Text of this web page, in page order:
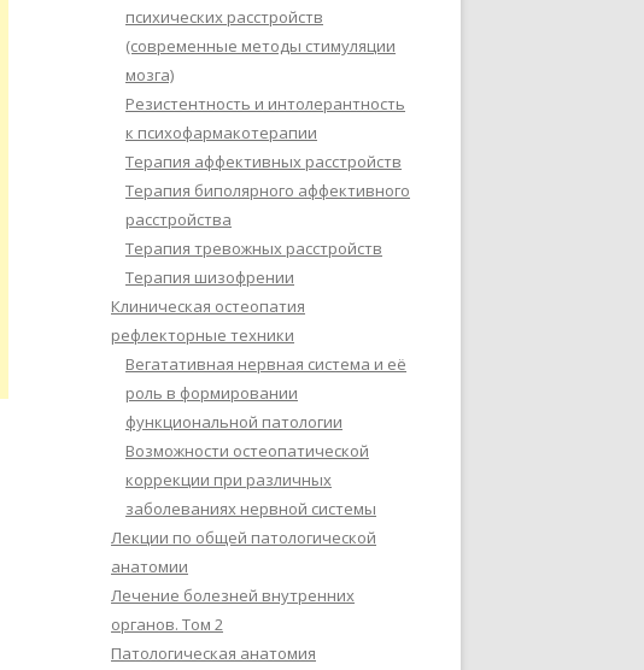
психических расстройств
(современные методы стимуляции
мозга)
Резистентность и интолерантность
к психофармакотерапии
Терапия аффективных расстройств
Терапия биполярного аффективного
расстройства
Терапия тревожных расстройств
Терапия шизофрении
Клиническая остеопатия
рефлекторные техники
Вегатативная нервная система и её
роль в формировании
функциональной патологии
Возможности остеопатической
коррекции при различных
заболеваниях нервной системы
Лекции по общей патологической
анатомии
Лечение болезней внутренних
органов. Том 2
Патологическая анатомия